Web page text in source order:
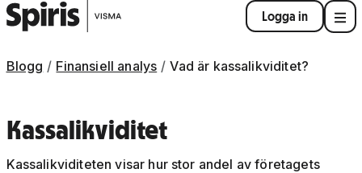
Logga in
Blogg Finansiell analys Vad är kassalikviditet?
Kassalikviditet
Kassalikviditeten visar hur stor andel av företagets